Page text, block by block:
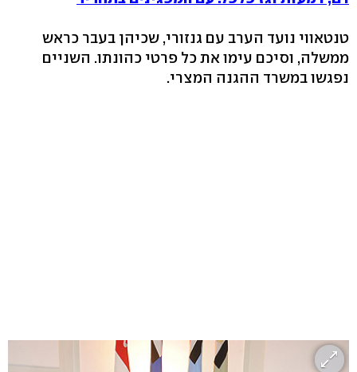
טנטאווי נועד הערב עם גנזורי, שכיהן בעבר כראש
ממשלה, וסיכם עימו את כל פרטי כהונתו. השניים
נפגשו במשרד ההגנה המצרי.